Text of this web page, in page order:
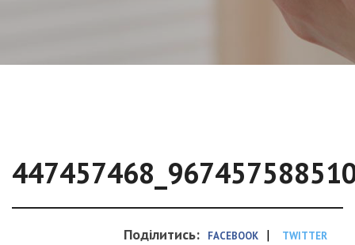
Поділитись: FACEBOOK | TWITTER